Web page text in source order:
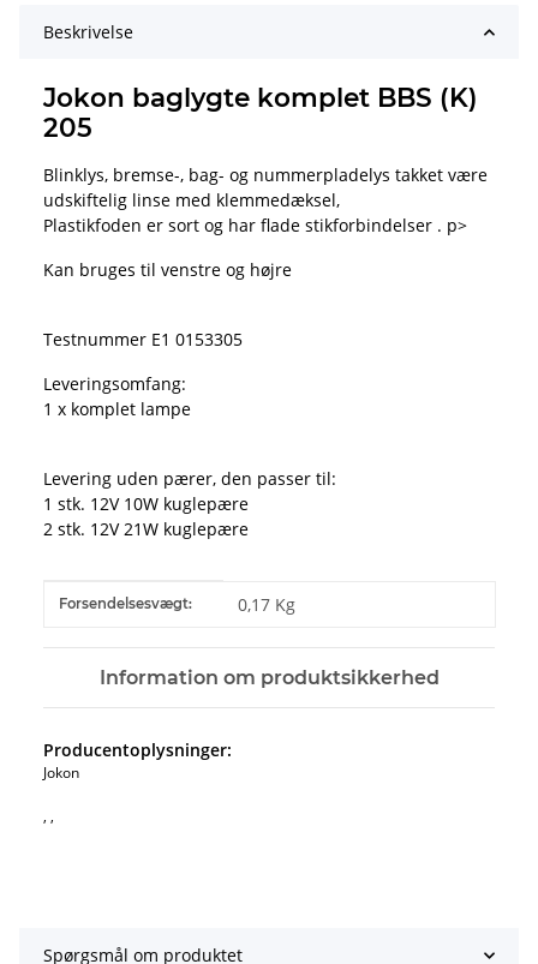
Beskrivelse
Jokon baglygte komplet BBS (K)
205
Blinklys, bremse-, bag- og nummerpladelys takket være
udskiftelig linse med klemmedæksel,
Plastikfoden er sort og har flade stikforbindelser . p>
Kan bruges til venstre og højre
Testnummer E1 0153305
Leveringsomfang:
1 x komplet lampe
Levering uden pærer, den passer til:
1 stk. 12V 10W kuglepære
2 stk. 12V 21W kuglepære
#productDetails.itemInformation#
#productDetails.itemValue#
Forsendelsesvægt: 0,17 Kg
Information om produktsikkerhed
Producentoplysninger:
Jokon
, ,
Spørgsmål om produktet